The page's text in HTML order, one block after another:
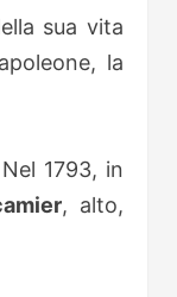
sua vita
la
1793, in
, alto,